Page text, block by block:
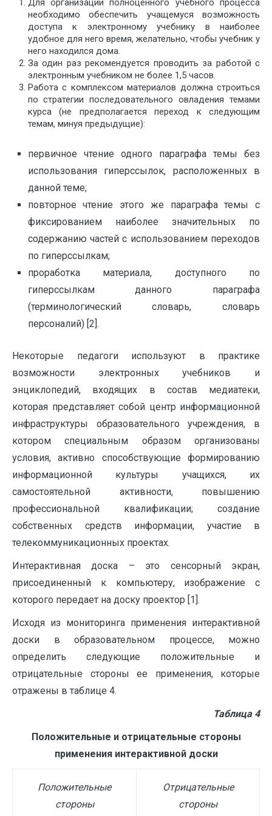
Для организации полноценного учебного процесса
необходимо обеспечить учащемуся возможность
доступа к электронному учебнику в наиболее
удобное для него время, желательно, чтобы учебник у
него находился дома.
За один раз рекомендуется проводить за работой с
электронным учебником не более 1,5 часов.
Работа с комплексом материалов должна строиться
по стратегии последовательного овладения темами
курса (не предполагается переход к следующим
темам, минуя предыдущие):
первичное чтение одного параграфа темы без
использования гиперссылок, расположенных в
данной теме;
повторное чтение этого же параграфа темы с
фиксированием наиболее значительных по
содержанию частей с использованием переходов
по гиперссылкам;
проработка материала, доступного по
гиперссылкам данного параграфа
(терминологический словарь, словарь
персоналий) [2].
Некоторые педагоги используют в практике
возможности электронных учебников и
энциклопедий, входящих в состав медиатеки,
которая представляет собой центр информационной
инфраструктуры образовательного учреждения, в
котором специальным образом организованы
условия, активно способствующие формированию
информационной культуры учащихся, их
самостоятельной активности, повышению
профессиональной квалификации; создание
собственных средств информации, участие в
телекоммуникационных проектах.
Интерактивная доска – это сенсорный экран,
присоединенный к компьютеру, изображение с
которого передает на доску проектор [1].
Исходя из мониторинга применения интерактивной
доски в образовательном процессе, можно
определить следующие положительные и
отрицательные стороны ее применения, которые
отражены в таблице 4.
Таблица 4
Положительные и отрицательные стороны
применения интерактивной доски
Положительные
стороны
Отрицательные
стороны